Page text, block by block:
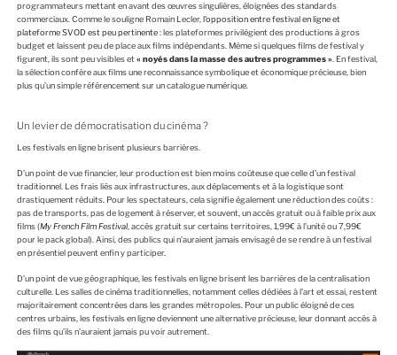
programmateurs mettant en avant des œuvres singulières, éloignées des standards
commerciaux. Comme le souligne Romain Lecler,l’opposition entre festival en ligne et
plateforme SVOD est peu pertinente: les plateformes privilégient des productions à gros
budget et laissent peu de place aux films indépendants. Même si quelques films de festival y
figurent, ils sont peu visibles et« noyés dans la masse des autres programmes ». En festival,
la sélection confère aux films une reconnaissance symbolique et économique précieuse, bien
plus qu’un simple référencement sur un catalogue numérique.
Un levier de démocratisation du cinéma ?
Les festivals en ligne brisent plusieurs barrières.
D’un point de vue financier, leur production est bien moins coûteuse que celle d’un festival
traditionnel. Les frais liés aux infrastructures, aux déplacements et à la logistique sont
drastiquement réduits. Pour les spectateurs, cela signifie également une réduction des coûts :
pas de transports, pas de logement à réserver, et souvent, un accès gratuit ou à faible prix aux
films (My French Film Festival, accès gratuit sur certains territoires, 1,99€ à l’unité ou 7,99€
pour le pack global). Ainsi, des publics qui n’auraient jamais envisagé de se rendre à un festival
en présentiel peuvent enfin y participer.
D’un point de vue géographique, les festivals en ligne brisent les barrières de la centralisation
culturelle. Les salles de cinéma traditionnelles, notamment celles dédiées à l’art et essai, restent
majoritairement concentrées dans les grandes métropoles. Pour un public éloigné de ces
centres urbains, les festivals en ligne deviennent une alternative précieuse, leur donnant accès à
des films qu’ils n’auraient jamais pu voir autrement.